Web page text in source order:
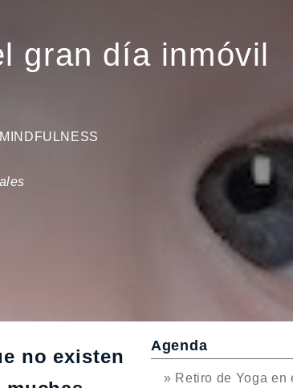
gran día inmóvil
no existen
Agenda
» Retiro de Yoga en